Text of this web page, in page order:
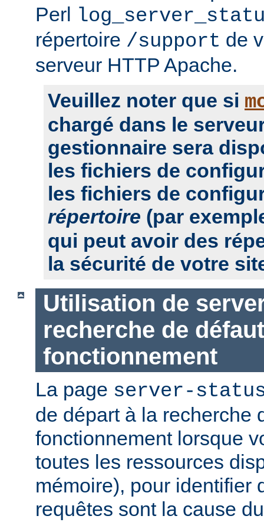
Perl
répertoire /support de
serveur HTTP Apache.
Veuillez noter que si
chargé dans le
gestionnaire sera
les fichiers de
les fichiers de
répertoire (par
qui peut avoir des
la sécurité de votre
Utilisation de
recherche de
fonctionnement
La page server-
de départ à la recherche
fonctionnement lorsque
toutes les ressources
mémoire), pour identifier
requêtes sont la cause